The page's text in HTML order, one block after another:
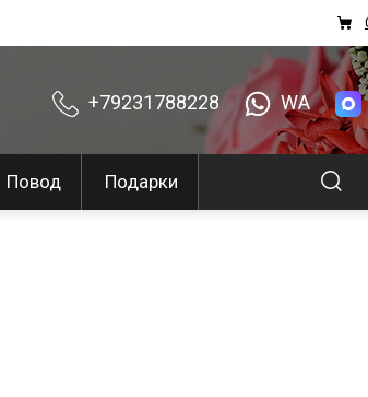
+79231788228 WA
Повод Подарки